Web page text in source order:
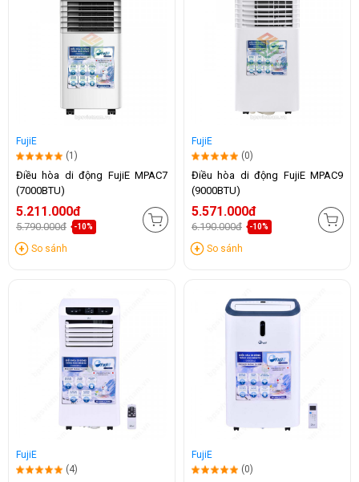
FujiE
(1)
Điều hòa di động FujiE MPAC7
(7000BTU)
5.211.000đ
5.790.000đ -10%
So sánh
FujiE
(0)
Điều hòa di động FujiE MPAC9
(9000BTU)
5.571.000đ
6.190.000đ -10%
So sánh
FujiE
(4)
FujiE
(0)